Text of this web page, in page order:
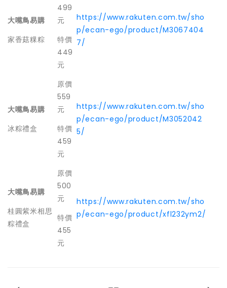
大嘴鳥易購
家香菇粿粽
499
元
特價
449
元
https://www.rakuten.com.tw/sho
p/ecan-ego/product/M3067404
7/
大嘴鳥易購
冰粽禮盒
原價
559
元
特價
459
元
https://www.rakuten.com.tw/sho
p/ecan-ego/product/M3052042
5/
大嘴鳥易購
桂圓紫米相思
粽禮盒
原價
500
元
特價
455
元
https://www.rakuten.com.tw/sho
p/ecan-ego/product/xfl232ym2/